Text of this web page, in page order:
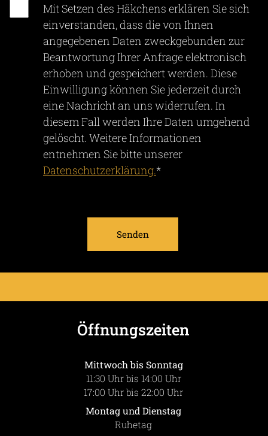
Mit Setzen des Häkchens erklären Sie sich
einverstanden, dass die von Ihnen
angegebenen Daten zweckgebunden zur
Beantwortung Ihrer Anfrage elektronisch
erhoben und gespeichert werden. Diese
Einwilligung können Sie jederzeit durch
eine Nachricht an uns widerrufen. In
diesem Fall werden Ihre Daten umgehend
gelöscht. Weitere Informationen
entnehmen Sie bitte unserer
Datenschutzerklärung.*
Senden
Öffnungszeiten
Mittwoch bis Sonntag
11:30 Uhr bis 14:00 Uhr
17:00 Uhr bis 22:00 Uhr
Montag und Dienstag
Ruhetag